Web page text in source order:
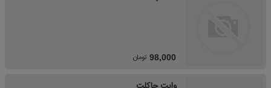
98,000 تومان